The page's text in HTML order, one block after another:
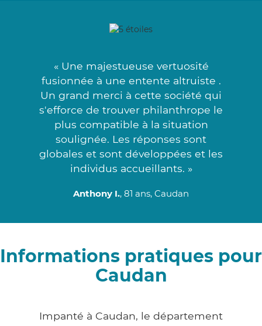
« Une majestueuse vertuosité
fusionnée à une entente altruiste .
Un grand merci à cette société qui
s'efforce de trouver philanthrope le
plus compatible à la situation
soulignée. Les réponses sont
globales et sont développées et les
individus accueillants. »
Anthony I., 81 ans, Caudan
Informations pratiques pour
Caudan
Impanté à Caudan, le département